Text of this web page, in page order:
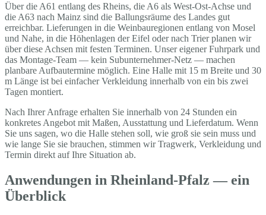
Über die A61 entlang des Rheins, die A6 als West-Ost-Achse und
die A63 nach Mainz sind die Ballungsräume des Landes gut
erreichbar. Lieferungen in die Weinbauregionen entlang von Mosel
und Nahe, in die Höhenlagen der Eifel oder nach Trier planen wir
über diese Achsen mit festen Terminen. Unser eigener Fuhrpark und
das Montage-Team — kein Subunternehmer-Netz — machen
planbare Aufbautermine möglich. Eine Halle mit 15 m Breite und 30
m Länge ist bei einfacher Verkleidung innerhalb von ein bis zwei
Tagen montiert.
Nach Ihrer Anfrage erhalten Sie innerhalb von 24 Stunden ein
konkretes Angebot mit Maßen, Ausstattung und Lieferdatum. Wenn
Sie uns sagen, wo die Halle stehen soll, wie groß sie sein muss und
wie lange Sie sie brauchen, stimmen wir Tragwerk, Verkleidung und
Termin direkt auf Ihre Situation ab.
Anwendungen in Rheinland-Pfalz — ein
Überblick